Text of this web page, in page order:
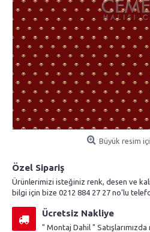
Büyük resim
Özel Sipariş
Ürünlerimizi isteğiniz renk, desen ve
bilgi için bize 0212 884 27 27 no'lu
Ücretsiz Nakliye
" Montaj Dahil "